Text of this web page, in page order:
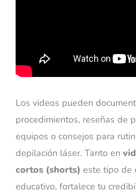
Los videos pueden
procedimientos, reseñas de
equipos o consejos para
depilación láser. Tanto en
cortos (shorts) este tipo de
educativo, fortalece tu